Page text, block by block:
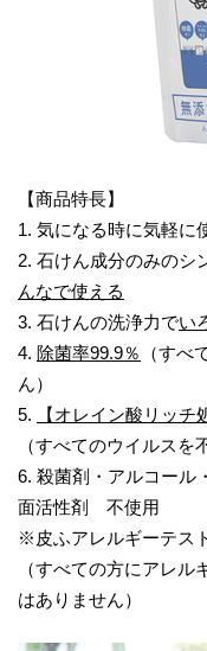
【商品特長】
1. 気になる時に気軽に
2. 石けん成分のみのシ
んなで使える
3. 石けんの洗浄力でい
4. 除菌率99.9％
（すべ
ん）
5.
【オレイン酸リッ
（すべてのウイルスを
6. 殺菌剤・アルコール
面活性剤 不使用
※皮ふアレルギーテス
（すべての方にアレ
はありません）